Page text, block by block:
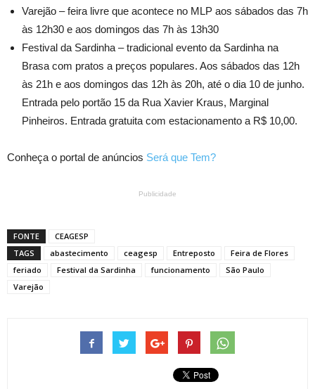
Varejão – feira livre que acontece no MLP aos sábados das 7h
às 12h30 e aos domingos das 7h às 13h30
Festival da Sardinha – tradicional evento da Sardinha na
Brasa com pratos a preços populares. Aos sábados das 12h
às 21h e aos domingos das 12h às 20h, até o dia 10 de junho.
Entrada pelo portão 15 da Rua Xavier Kraus, Marginal
Pinheiros. Entrada gratuita com estacionamento a R$ 10,00.
Conheça o portal de anúncios Será que Tem?
Publicidade
FONTE
CEAGESP
TAGS
abastecimento ceagesp Entreposto
Feira de Flores
feriado
Festival da Sardinha funcionamento
São Paulo
Varejão